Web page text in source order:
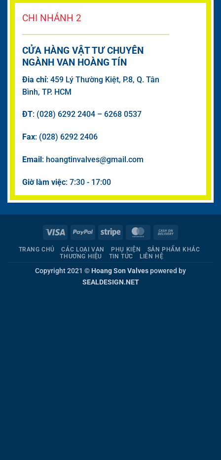
CHI NHÁNH 2
CỬA HÀNG VẬT TƯ CHUYÊN
NGÀNH VAN HOÀNG TÍN
Đia chỉ: 459 Lý Thường Kiệt, P.8, Q. Tân
Bình, TP. HCM
ĐT: (028) 6292 2404 – 6268 0537
Fax: (028) 6292 2406
Email: hoangtinvalves@gmail.com
Giờ làm việc: 7:30 - 17:00
Visa PayPal Stripe MasterCard
Delivery
TRANG CHỦ CÁC LOẠI VAN PHỤ KIỆN
SẢN PHẨM KHÁC
THƯƠNG HIỆU
TIN TỨC LIÊN HỆ
Copyright 2021 © Hoang Son Valvespowered by
SEALDESIGN.NET